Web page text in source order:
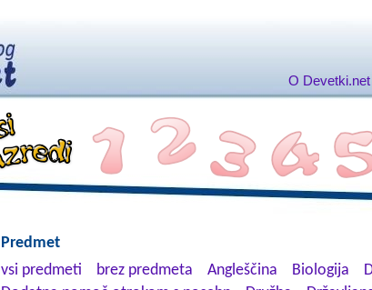
O Devetki.net
Predmet
vsi predmeti
brez predmeta Angleščina Biologija